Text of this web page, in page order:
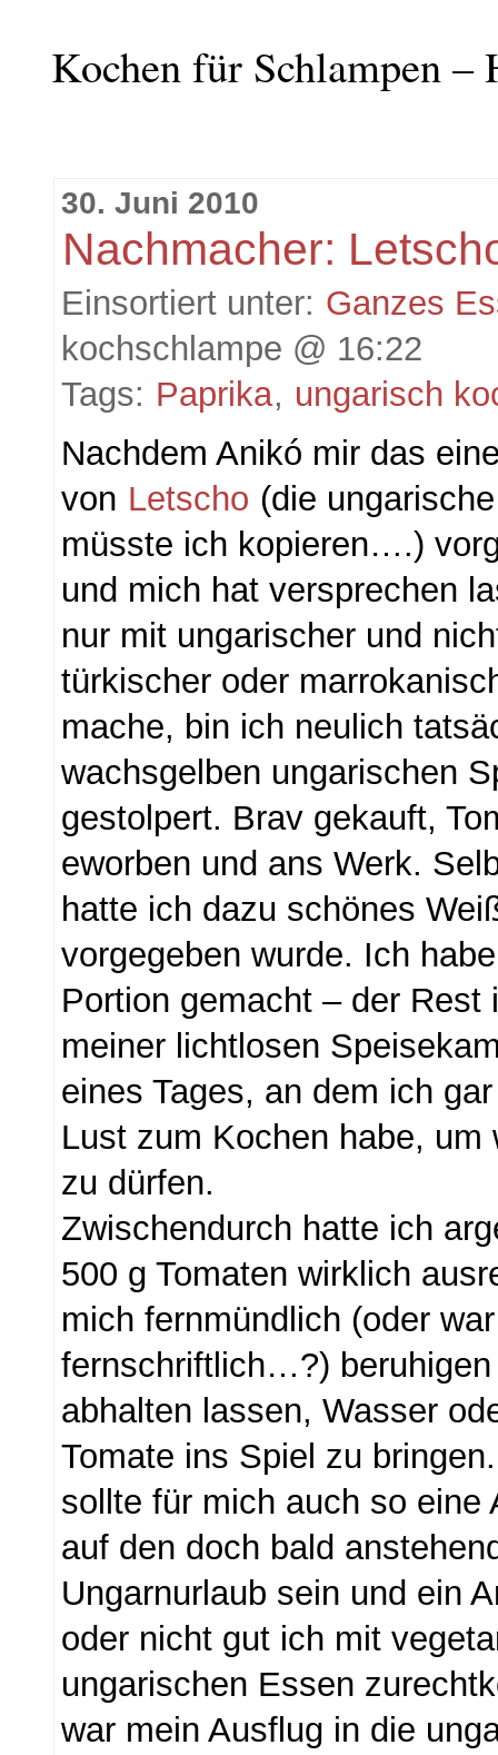
Kochen für Schlampen
30. Juni 2010
Nachmacher:
Einsortiert unter: Ganzes
kochschlampe @ 16:22
Tags: Paprika, ungarisch
Nachdem Anikó mir das
von Letscho (die
müsste ich kopieren….)
und mich hat versprechen
nur mit ungarischer und
türkischer oder
mache, bin ich neulich
wachsgelben ungarischen
gestolpert. Brav gekauft,
eworben und ans Werk.
hatte ich dazu schönes
vorgegeben wurde. Ich
Portion gemacht – der
meiner lichtlosen
eines Tages, an dem ich
Lust zum Kochen habe, um
zu dürfen.
Zwischendurch hatte ich
500 g Tomaten wirklich
mich fernmündlich (oder
fernschriftlich…?)
abhalten lassen, Wasser
Tomate ins Spiel zu
sollte für mich auch so eine
auf den doch bald
Ungarnurlaub sein und ein
oder nicht gut ich mit
ungarischen Essen
war mein Ausflug in die